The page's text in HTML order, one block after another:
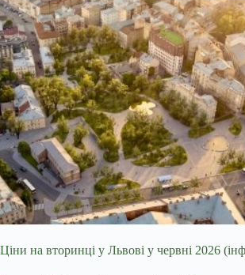
Ціни на вторинці у Львові у червні 2026